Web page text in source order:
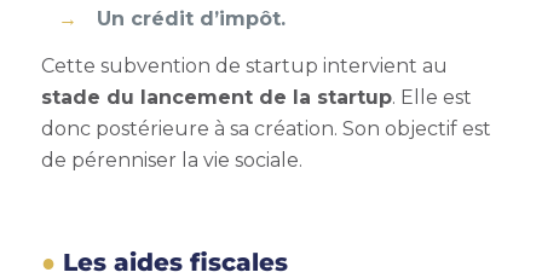
Un crédit d’impôt.
Cette subvention de startup intervient au
stade du lancement de la startup. Elle est
donc postérieure à sa création. Son objectif est
de pérenniser la vie sociale.
Les aides fiscales